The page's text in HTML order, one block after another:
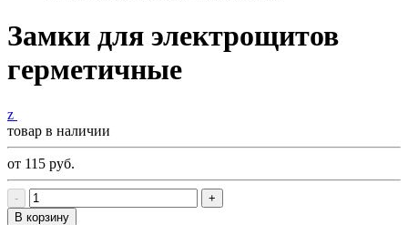
Замки для электрощитов
герметичные
z
товар в наличии
от 115 руб.
-
+
В корзину